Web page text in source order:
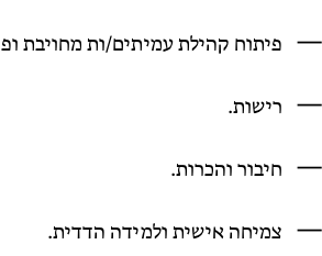
פיתוח קהילת עמיתים/ות מחויבת
רישות.
חיבור והכרות.
צמיחה אישית ולמידה הדדית.